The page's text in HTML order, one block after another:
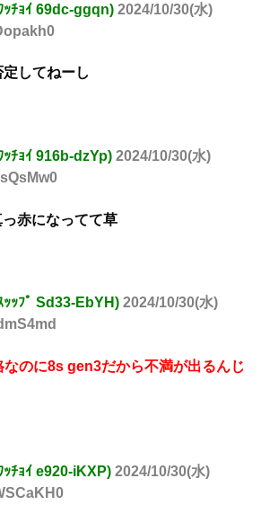
ｯﾁｮｲ 69dc-ggqn) 2024/10/30(水)
してねーし
ﾁｮｲ 916b-dzYp) 2024/10/30(水)
赤になってて草
ｯﾌﾟ Sd33-EbYH) 2024/10/30(水)
なのに8s gen3だから不満が出るんじ
ﾁｮｲ e920-iKXP) 2024/10/30(水)